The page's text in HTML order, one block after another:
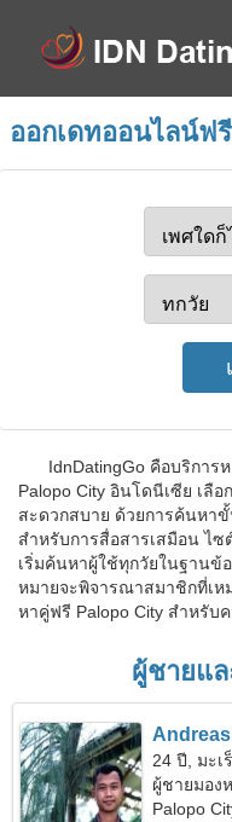
ออกเดทออนไลน์ฟ
IdnDatingGo คือบริกา
Palopo City อินโดนีเซีย เ
สะดวกสบาย ด้วยการค้นหา
สำหรับการสื่อสารเสมือน ไ
เริ่มค้นหาผู้ใช้ทุกวัยในฐาน
หมายจะพิจารณาสมาชิกที่เห
หาคู่ฟรี Palopo City สำหรับ
ผู้ชายแ
Andreas
24 ปี, มะเ
ผู้ชายมอง
Palopo